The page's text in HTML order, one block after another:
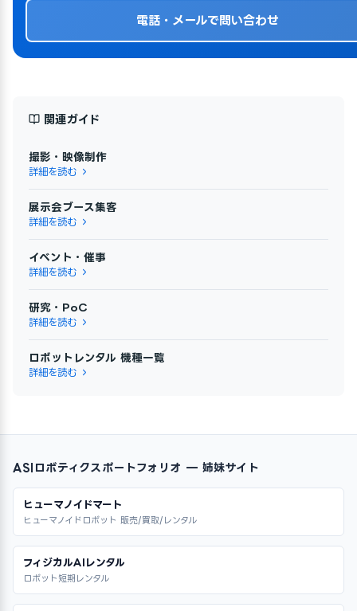
電話・メールで問い合わせ
関連ガイド
撮影・映像制作
詳細を読む
展示会ブース集客
詳細を読む
イベント・催事
詳細を読む
研究・PoC
詳細を読む
ロボットレンタル 機種一覧
詳細を読む
ASIロボティクスポートフォリオ — 姉妹サイト
ヒューマノイドマート
ヒューマノイドロボット 販売/買取/レンタル
フィジカルAIレンタル
ロボット短期レンタル